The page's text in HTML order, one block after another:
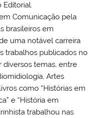
Editorial.
Comunicação pela
brasileiros em
uma notável carreira
trabalhos publicados no
diversos temas, entre
Artes
como “Histórias em
e “História em
trabalhou nas